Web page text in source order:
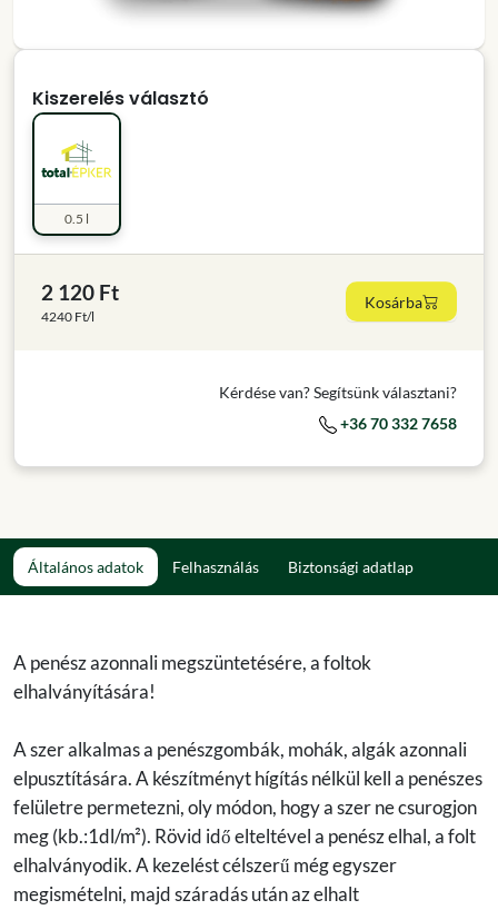
Kiszerelés választó
0.5 l
2 120 Ft
4240 Ft/l
Kosárba
Kérdése van? Segítsünk választani?
+36 70 332 7658
Általános adatok Felhasználás Biztonsági adatlap
A penész azonnali megszüntetésére, a foltok
elhalványítására!
A szer alkalmas a penészgombák, mohák, algák azonnali
elpusztítására. A készítményt hígítás nélkül kell a penészes
felületre permetezni, oly módon, hogy a szer ne csurogjon
meg (kb.:1dl/m²). Rövid idő elteltével a penész elhal, a folt
elhalványodik. A kezelést célszerű még egyszer
megismételni, majd száradás után az elhalt